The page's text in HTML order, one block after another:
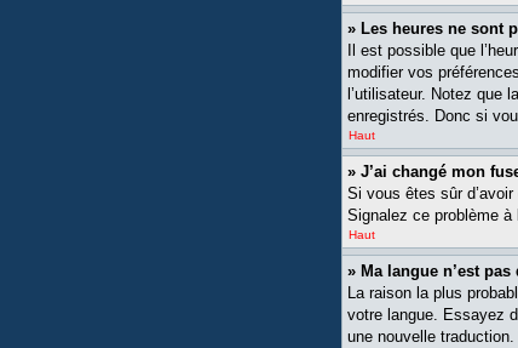
» Les heures ne sont
Il est possible que
modifier vos
l’utilisateur. Notez que
enregistrés. Donc si
Haut
» J’ai changé mon
Si vous êtes sûr
Signalez ce problème à
Haut
» Ma langue n’est
La raison la plus
votre langue. Essayez
une nouvelle